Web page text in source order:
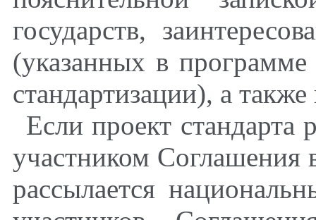
государств,
(указанных в
стандартизации), а
Если проект стандарта
участником Соглашения
рассылается